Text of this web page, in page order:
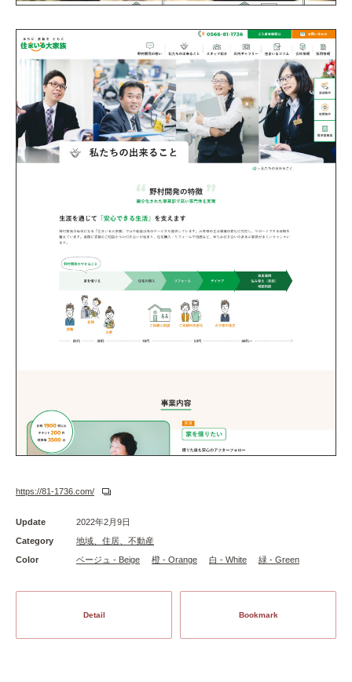
https://81-1736.com/
Update
2022年2月9日
Category
地域、住居、不動産
Color
ベージュ - Beige 橙 - Orange 白 - White 緑 - Green
Detail Bookmark